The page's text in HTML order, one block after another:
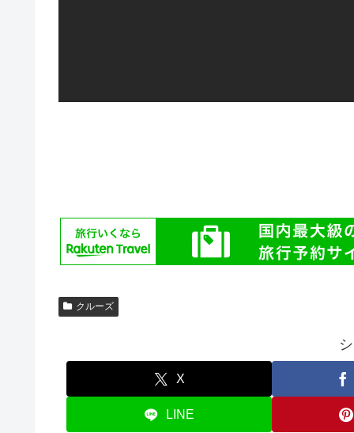
クルーズ
X
LINE